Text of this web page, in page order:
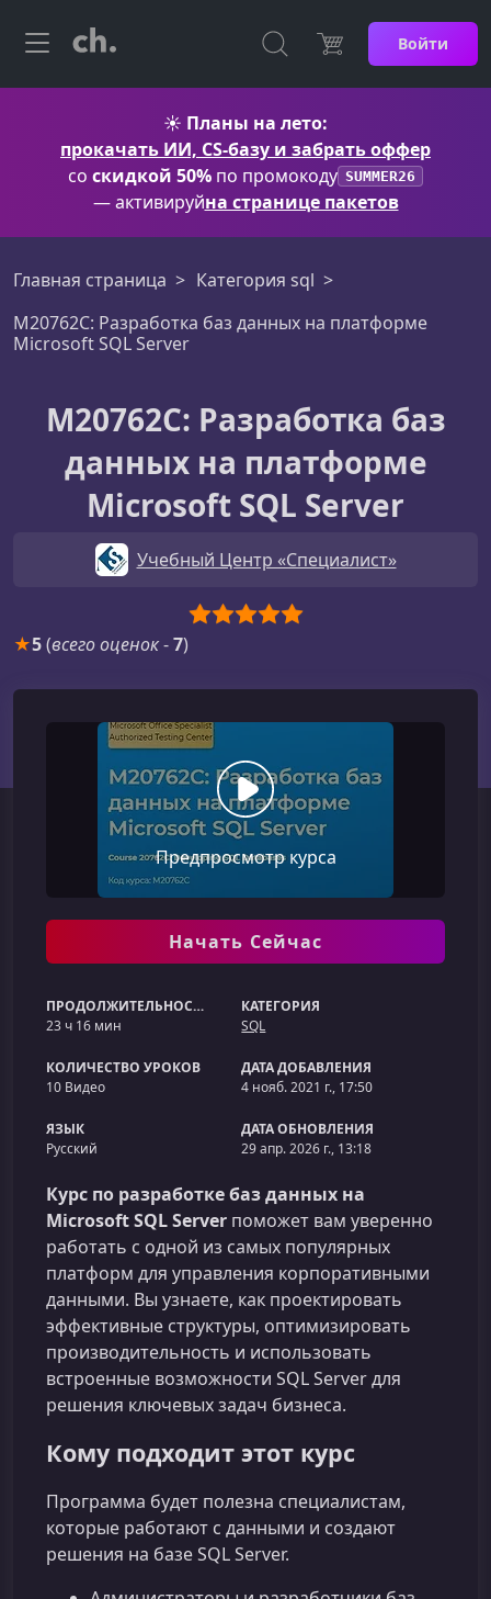
Войти
☀️ Планы на лето:
прокачать ИИ, CS-базу и забрать оффер
со скидкой 50% по промокоду SUMMER26
— активируйна странице пакетов
Главная страница
Категория sql
М20762С: Разработка баз данных на платформе
Microsoft SQL Server
М20762С: Разработка баз
данных на платформе
Microsoft SQL Server
Учебный Центр «Специалист»
★5(всего оценок-7)
Предпросмотр курса
Начать Сейчас
ПРОДОЛЖИТЕЛЬНОСТЬ
23 ч 16 мин
КАТЕГОРИЯ
SQL
КОЛИЧЕСТВО УРОКОВ
10 Видео
ДАТА ДОБАВЛЕНИЯ
4 нояб. 2021 г., 17:50
ЯЗЫК
Русский
ДАТА ОБНОВЛЕНИЯ
29 апр. 2026 г., 13:18
Курс по разработке баз данных на
Microsoft SQL Server поможет вам уверенно
работать с одной из самых популярных
платформ для управления корпоративными
данными. Вы узнаете, как проектировать
эффективные структуры, оптимизировать
производительность и использовать
встроенные возможности SQL Server для
решения ключевых задач бизнеса.
Кому подходит этот курс
Программа будет полезна специалистам,
которые работают с данными и создают
решения на базе SQL Server.